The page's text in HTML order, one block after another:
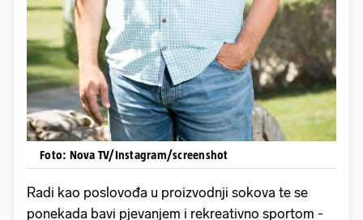
Foto: Nova TV/Instagram/screenshot
Radi kao poslovođa u proizvodnji sokova te se
ponekada bavi pjevanjem i rekreativno sportom -